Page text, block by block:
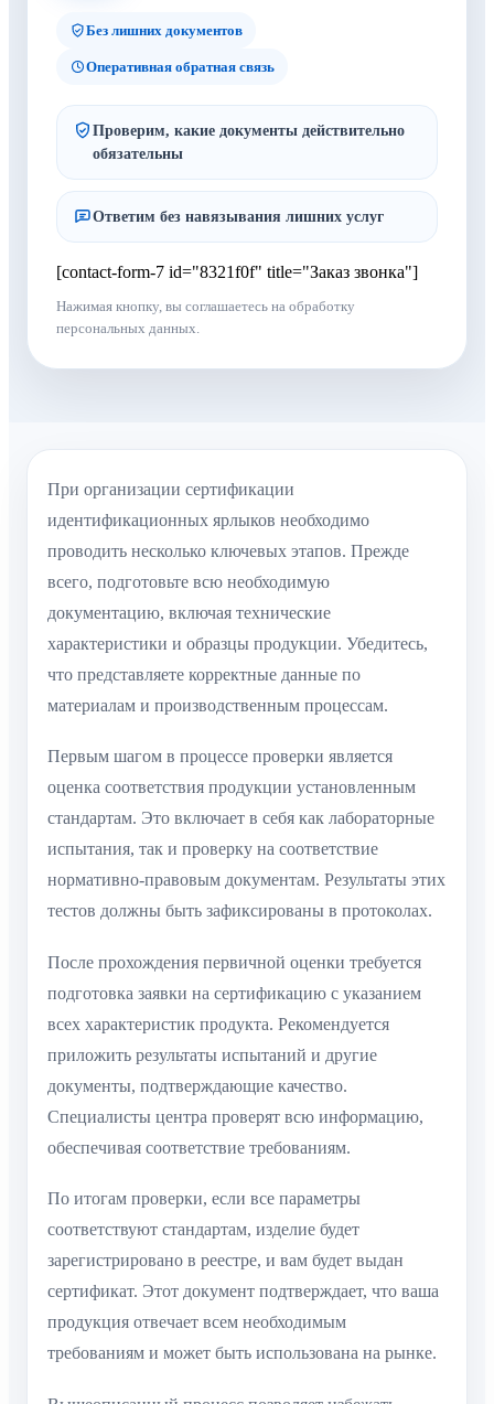
Без лишних документов
Оперативная обратная связь
Проверим, какие документы действительно
обязательны
Ответим без навязывания лишних услуг
[contact-form-7 id="8321f0f" title="Заказ звонка"]
Нажимая кнопку, вы соглашаетесь на обработку
персональных данных.
При организации сертификации
идентификационных ярлыков необходимо
проводить несколько ключевых этапов. Прежде
всего, подготовьте всю необходимую
документацию, включая технические
характеристики и образцы продукции. Убедитесь,
что представляете корректные данные по
материалам и производственным процессам.
Первым шагом в процессе проверки является
оценка соответствия продукции установленным
стандартам. Это включает в себя как лабораторные
испытания, так и проверку на соответствие
нормативно-правовым документам. Результаты этих
тестов должны быть зафиксированы в протоколах.
После прохождения первичной оценки требуется
подготовка заявки на сертификацию с указанием
всех характеристик продукта. Рекомендуется
приложить результаты испытаний и другие
документы, подтверждающие качество.
Специалисты центра проверят всю информацию,
обеспечивая соответствие требованиям.
По итогам проверки, если все параметры
соответствуют стандартам, изделие будет
зарегистрировано в реестре, и вам будет выдан
сертификат. Этот документ подтверждает, что ваша
продукция отвечает всем необходимым
требованиям и может быть использована на рынке.